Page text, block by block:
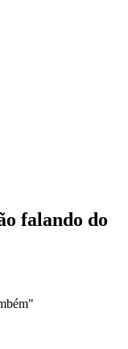
falando do